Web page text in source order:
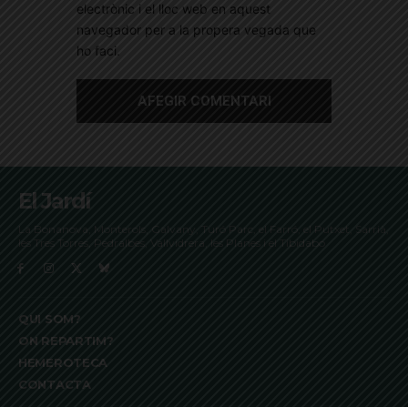
electrònic i el lloc web en aquest
navegador per a la propera vegada que
ho faci.
El Jardí
La Bonanova, Monterols, Galvany, Turó Parc, el Farró, el Putxet, Sarrià,
les Tres Torres, Pedralbes, Vallvidrera, les Planes i el Tibidabo
QUI SOM?
ON REPARTIM?
HEMEROTECA
CONTACTA